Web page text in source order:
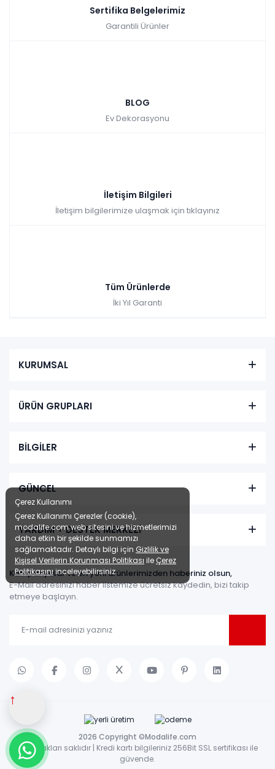
↑
Sertifika Belgelerimiz
Garantili Ürünler
BLOG
Ev Dekorasyonu
İletişim Bilgileri
İletişim bilgilerimize ulaşmak için tıklayınız
Tüm Ürünlerde
İki Yıl Garanti
KURUMSAL
ÜRÜN GRUPLARI
BİLGİLER
GÜNCEL
YARDIM + DESTEK MERKEZİ
Kampanyalar ve en yeni ürünlerimizden haberiniz olsun,
E-Mail adresinizi haber listemize ücretsiz kaydedin, bizi takip
etmeye başlayın.
2026 Copyright ©Modalife.com
Tüm hakları saklıdır | Kredi kartı bilgileriniz 256Bit SSL sertifikası ile
güvende.
Çerez Kullanımı
Çerez Kullanımı Çerezler (cookie),
modalife.com web sitesini ve hizmetlerimizi
daha etkin bir şekilde sunmamızı
sağlamaktadır. Detaylı bilgi için Gizlilik ve
Kişisel Verilerin Korunması Politikası ile Çerez
Politikasınıinceleyebilirsiniz.